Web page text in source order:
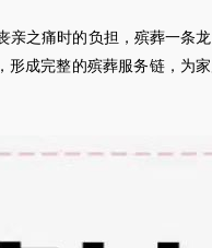
亲之痛时的负担，殡葬一条
形成完整的殡葬服务链，为